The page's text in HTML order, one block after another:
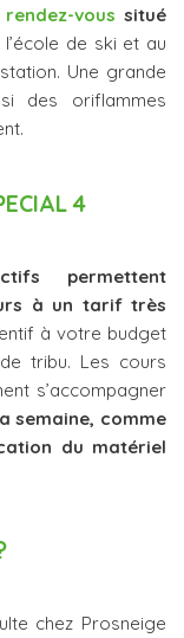
vous situé
de ski et au
Une grande
des oriflammes
4
permettent
à un tarif très
à votre budget
tribu. Les cours
s’accompagner
semaine, comme
du matériel
chez Prosneige